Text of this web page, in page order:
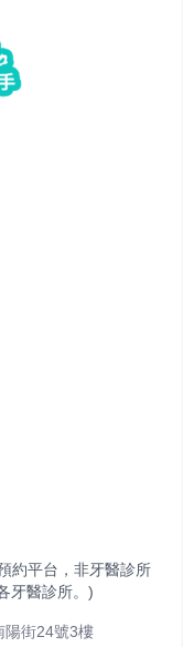
約平台，非牙醫診所
牙醫診所。)
陽街24號3樓